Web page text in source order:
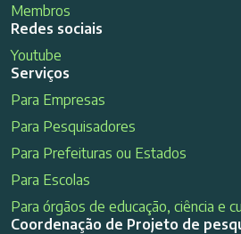
Membros
Redes sociais
Youtube
Serviços
Para Empresas
Para Pesquisadores
Para Prefeituras ou Estados
Para Escolas
Para órgãos de educação, ciência e
Coordenação de Projeto de